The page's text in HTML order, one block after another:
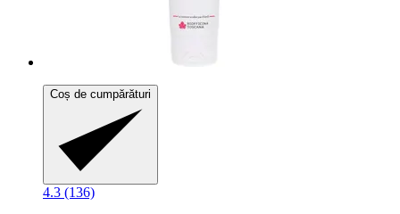
Coș de cumpărături
4.3 (136)